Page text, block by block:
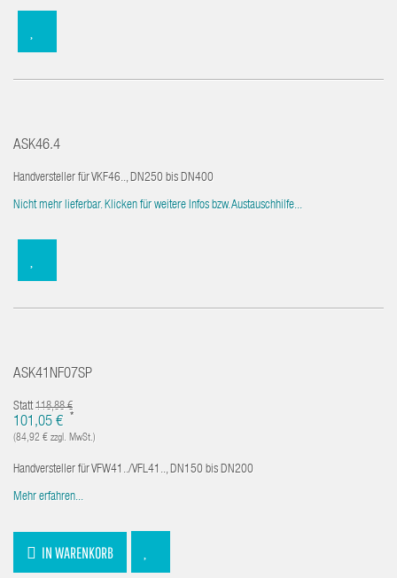
ASK46.4
Handversteller für VKF46.., DN250 bis DN400
Nicht mehr lieferbar. Klicken für weitere Infos bzw. Austauschhilfe...
ASK41NF07SP
Statt118,88 €
101,05 € *
(84,92 € zzgl. MwSt.)
Handversteller für VFW41../VFL41.., DN150 bis DN200
Mehr erfahren...
IN WARENKORB